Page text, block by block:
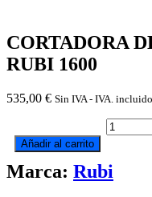
CORTADORA
RUBI 1600
535,00 € Sin IVA - IVA.
DE
RUBI
Añadir al carrito
Marca: Rubi